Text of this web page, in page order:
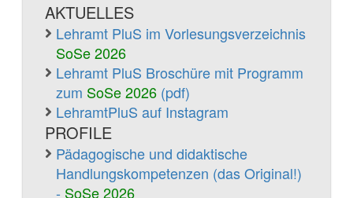
AKTUELLES
Lehramt PluS im Vorlesungsverzeichnis
SoSe 2026
Lehramt PluS Broschüre mit Programm
zum SoSe 2026 (pdf)
LehramtPluS auf Instagram
PROFILE
Pädagogische und didaktische
Handlungskompetenzen (das Original!)
- SoSe 2026